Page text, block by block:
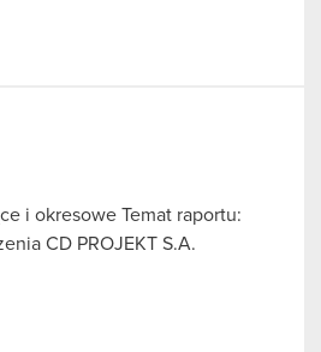
i okresowe Temat raportu:
CD PROJEKT S.A.